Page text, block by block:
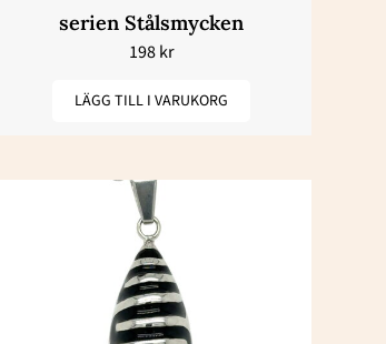
serien Stålsmycken
198kr
LÄGG TILL I VARUKORG